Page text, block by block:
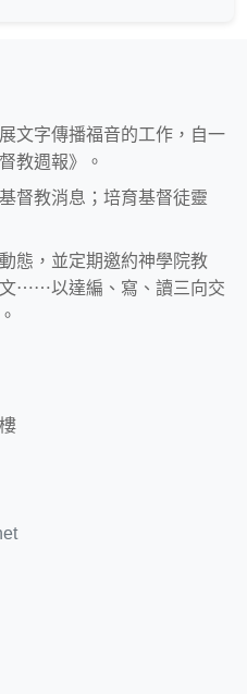
文字傳播福音的工作，自一
教週報》。
督教消息；培育基督徒靈
態，並定期邀約神學院教
⋯⋯以達編、寫、讀三向交